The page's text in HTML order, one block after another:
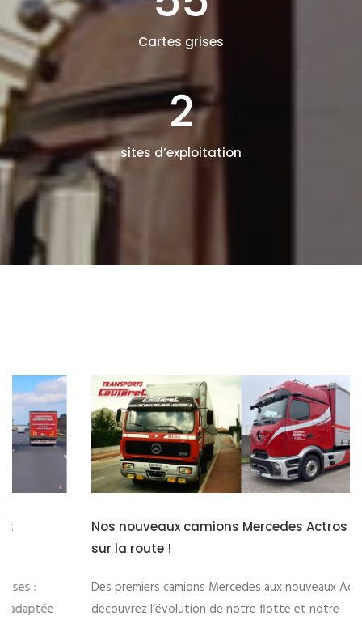
Cartes grises
2
sites d’exploitation
Nos nouveaux camions Mercedes Actros L sont
sur la route !
Des premiers camions Mercedes aux nouveaux Actros L,
découvrez l’évolution de notre flotte et notre